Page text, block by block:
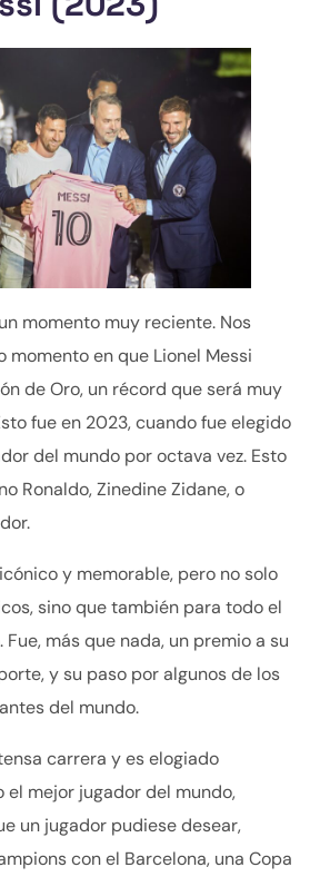
momento muy reciente. Nos
momento en que Lionel Messi
de Oro, un récord que será muy
fue en 2023, cuando fue elegido
del mundo por octava vez. Esto
Ronaldo, Zinedine Zidane, o
y memorable, pero no solo
sino que también para todo el
más que nada, un premio a su
y su paso por algunos de los
del mundo.
carrera y es elogiado
el mejor jugador del mundo,
un jugador pudiese desear,
con el Barcelona, una Copa